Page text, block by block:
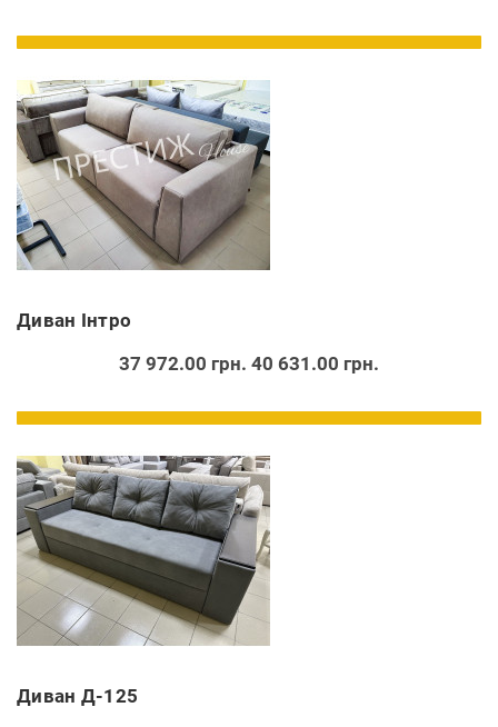
Диван Інтро
37 972.00 грн. 40 631.00 грн.
Диван Д-125